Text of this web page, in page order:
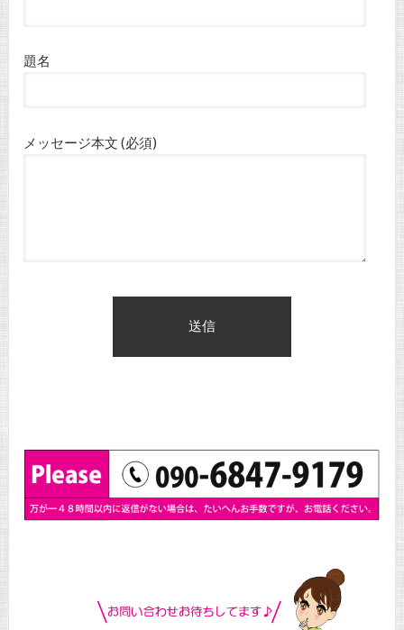
題名
メッセージ本文 (必須)